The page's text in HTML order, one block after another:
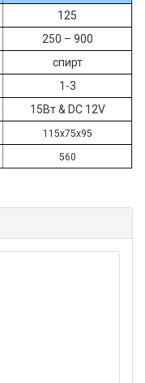
125
250 – 900
спирт
1-3
15Вт & DC 12V
115x75x95
560